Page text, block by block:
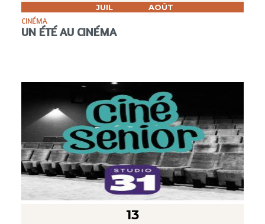
JUIL AOÛT
CINÉMA
UN ÉTÉ AU CINÉMA
13